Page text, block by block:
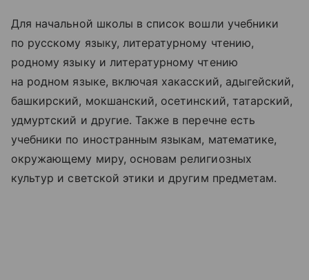
Для начальной школы в список вошли учебники
по русскому языку, литературному чтению,
родному языку и литературному чтению
на родном языке, включая хакасский, адыгейский,
башкирский, мокшанский, осетинский, татарский,
удмуртский и другие. Также в перечне есть
учебники по иностранным языкам, математике,
окружающему миру, основам религиозных
культур и светской этики и другим предметам.